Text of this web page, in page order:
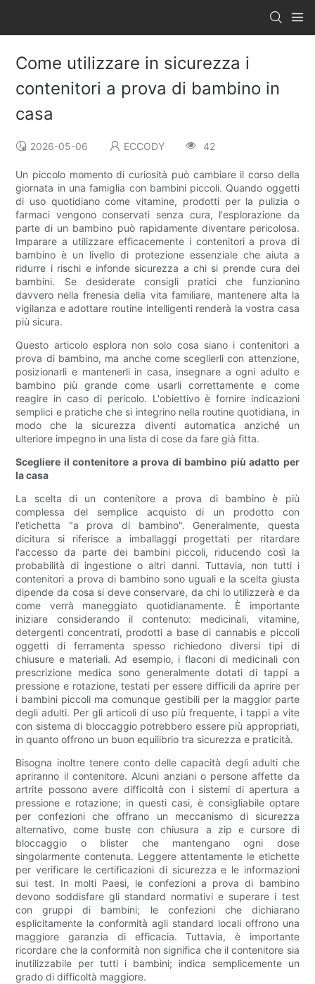
Come utilizzare in sicurezza i
contenitori a prova di bambino in
casa
2026-05-06 ECCODY 42
Un piccolo momento di curiosità può cambiare il corso della
giornata in una famiglia con bambini piccoli. Quando oggetti
di uso quotidiano come vitamine, prodotti per la pulizia o
farmaci vengono conservati senza cura, l'esplorazione da
parte di un bambino può rapidamente diventare pericolosa.
Imparare a utilizzare efficacemente i contenitori a prova di
bambino è un livello di protezione essenziale che aiuta a
ridurre i rischi e infonde sicurezza a chi si prende cura dei
bambini. Se desiderate consigli pratici che funzionino
davvero nella frenesia della vita familiare, mantenere alta la
vigilanza e adottare routine intelligenti renderà la vostra casa
più sicura.
Questo articolo esplora non solo cosa siano i contenitori a
prova di bambino, ma anche come sceglierli con attenzione,
posizionarli e mantenerli in casa, insegnare a ogni adulto e
bambino più grande come usarli correttamente e come
reagire in caso di pericolo. L'obiettivo è fornire indicazioni
semplici e pratiche che si integrino nella routine quotidiana, in
modo che la sicurezza diventi automatica anziché un
ulteriore impegno in una lista di cose da fare già fitta.
Scegliere il contenitore a prova di bambino più adatto per
la casa
La scelta di un contenitore a prova di bambino è più
complessa del semplice acquisto di un prodotto con
l'etichetta "a prova di bambino". Generalmente, questa
dicitura si riferisce a imballaggi progettati per ritardare
l'accesso da parte dei bambini piccoli, riducendo così la
probabilità di ingestione o altri danni. Tuttavia, non tutti i
contenitori a prova di bambino sono uguali e la scelta giusta
dipende da cosa si deve conservare, da chi lo utilizzerà e da
come verrà maneggiato quotidianamente. È importante
iniziare considerando il contenuto: medicinali, vitamine,
detergenti concentrati, prodotti a base di cannabis e piccoli
oggetti di ferramenta spesso richiedono diversi tipi di
chiusure e materiali. Ad esempio, i flaconi di medicinali con
prescrizione medica sono generalmente dotati di tappi a
pressione e rotazione, testati per essere difficili da aprire per
i bambini piccoli ma comunque gestibili per la maggior parte
degli adulti. Per gli articoli di uso più frequente, i tappi a vite
con sistema di bloccaggio potrebbero essere più appropriati,
in quanto offrono un buon equilibrio tra sicurezza e praticità.
Bisogna inoltre tenere conto delle capacità degli adulti che
apriranno il contenitore. Alcuni anziani o persone affette da
artrite possono avere difficoltà con i sistemi di apertura a
pressione e rotazione; in questi casi, è consigliabile optare
per confezioni che offrano un meccanismo di sicurezza
alternativo, come buste con chiusura a zip e cursore di
bloccaggio o blister che mantengano ogni dose
singolarmente contenuta. Leggere attentamente le etichette
per verificare le certificazioni di sicurezza e le informazioni
sui test. In molti Paesi, le confezioni a prova di bambino
devono soddisfare gli standard normativi e superare i test
con gruppi di bambini; le confezioni che dichiarano
esplicitamente la conformità agli standard locali offrono una
maggiore garanzia di efficacia. Tuttavia, è importante
ricordare che la conformità non significa che il contenitore sia
inutilizzabile per tutti i bambini; indica semplicemente un
grado di difficoltà maggiore.